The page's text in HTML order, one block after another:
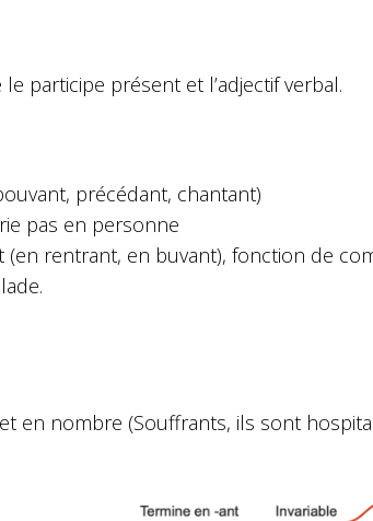
participe présent et l’adjectif verbal.
précédant, chantant)
pas en personne
rentrant, en buvant), fonction de
en nombre (Souffrants, ils sont